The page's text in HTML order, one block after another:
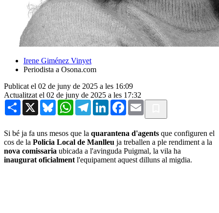
Irene Giménez Vinyet
Periodista a Osona.com
Publicat el 02 de juny de 2025 a les 16:09
Actualitzat el 02 de juny de 2025 a les 17:32
Share X BlueskyWhatsAppTelegramLinkedInFacebook
Email
Si bé ja fa uns mesos que la quarantena d'agents que configuren el
cos de la Policia Local de Manlleu ja treballen a ple rendiment a la
nova comissaria ubicada a l'avinguda Puigmal, la vila ha
inaugurat oficialment l'equipament aquest dilluns al migdia.